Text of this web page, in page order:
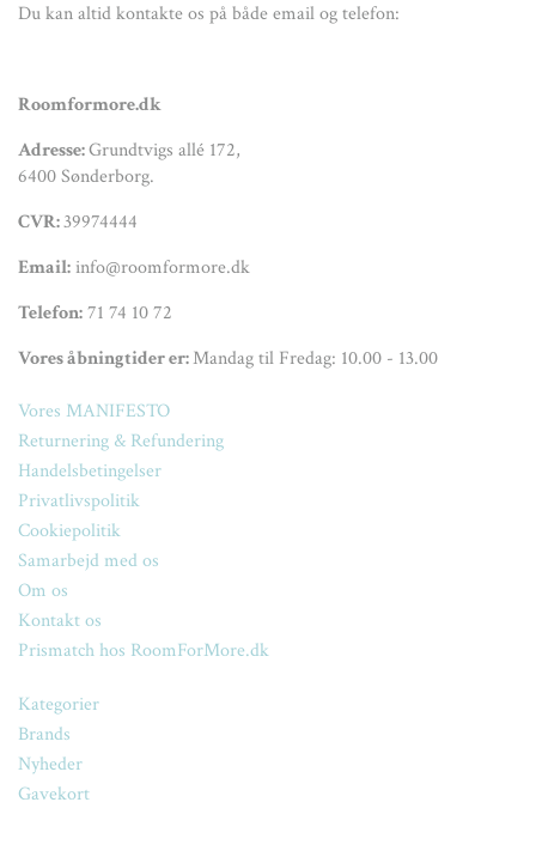
Du kan altid kontakte os på både email og telefon:
Roomformore.dk
Adresse:Grundtvigs allé 172,
6400 Sønderborg.
CVR:39974444
Email:info@roomformore.dk
Telefon:71 74 10 72
Vores åbningtider er:Mandag til Fredag: 10.00 - 13.00
Vores MANIFESTO
Returnering & Refundering
Handelsbetingelser
Privatlivspolitik
Cookiepolitik
Samarbejd med os
Om os
Kontakt os
Prismatch hos RoomForMore.dk
Kategorier
Brands
Nyheder
Gavekort